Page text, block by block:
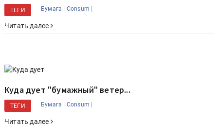
ТЕГИ Бумага | Consum |
Читать далее
Куда дует "бумажный" ветер...
ТЕГИ Бумага | Consum |
Читать далее